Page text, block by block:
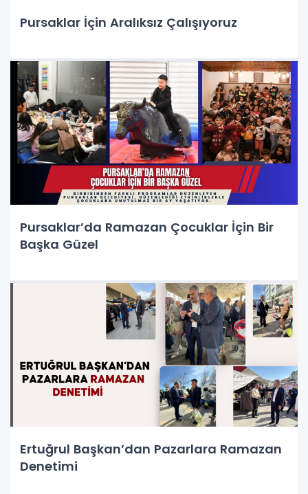
Pursaklar İçin Aralıksız Çalışıyoruz
Pursaklar’da Ramazan Çocuklar İçin Bir
Başka Güzel
Ertuğrul Başkan’dan Pazarlara Ramazan
Denetimi